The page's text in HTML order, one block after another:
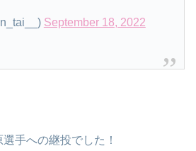
September 18, 2022
手への継投でした！